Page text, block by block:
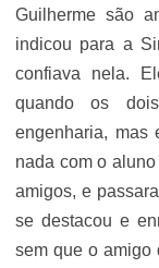
Guilherme são
indicou para a
confiava nela.
quando os
engenharia, mas
nada com o
amigos, e
se destacou e
sem que o amigo